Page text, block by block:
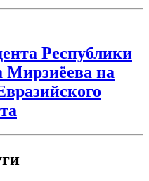
Республики
Мирзиёева на